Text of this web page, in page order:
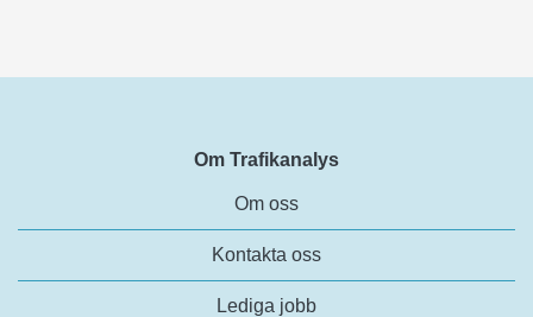
Om Trafikanalys
Om oss
Kontakta oss
Lediga jobb